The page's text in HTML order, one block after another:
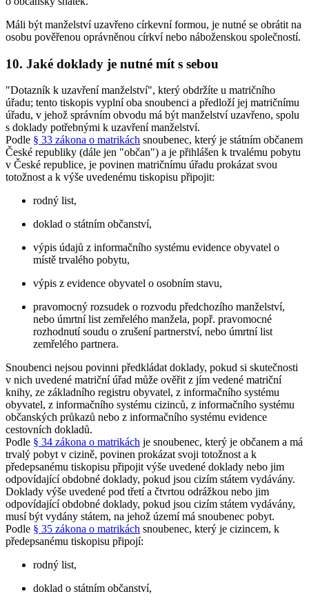
Máli být manželství uzavřeno církevní formou, je nutné se obrátit na
osobu pověřenou oprávněnou církví nebo náboženskou společností.
10. Jaké doklady je nutné mít s sebou
"Dotazník k uzavření manželství", který obdržíte u matričního
úřadu; tento tiskopis vyplní oba snoubenci a předloží jej matričnímu
úřadu, v jehož správním obvodu má být manželství uzavřeno, spolu
s doklady potřebnými k uzavření manželství.
Podle § 33 zákona o matrikách snoubenec, který je státním občanem
České republiky (dále jen "občan") a je přihlášen k trvalému pobytu
v České republice, je povinen matričnímu úřadu prokázat svou
totožnost a k výše uvedenému tiskopisu připojit:
rodný list,
doklad o státním občanství,
výpis údajů z informačního systému evidence obyvatel o
místě trvalého pobytu,
výpis z evidence obyvatel o osobním stavu,
pravomocný rozsudek o rozvodu předchozího manželství,
nebo úmrtní list zemřelého manžela, popř. pravomocné
rozhodnutí soudu o zrušení partnerství, nebo úmrtní list
zemřelého partnera.
Snoubenci nejsou povinni předkládat doklady, pokud si skutečnosti
v nich uvedené matriční úřad může ověřit z jím vedené matriční
knihy, ze základního registru obyvatel, z informačního systému
obyvatel, z informačního systému cizinců, z informačního systému
občanských průkazů nebo z informačního systému evidence
cestovních dokladů.
Podle § 34 zákona o matrikách je snoubenec, který je občanem a má
trvalý pobyt v cizině, povinen prokázat svoji totožnost a k
předepsanému tiskopisu připojit výše uvedené doklady nebo jim
odpovídající obdobné doklady, pokud jsou cizím státem vydávány.
Doklady výše uvedené pod třetí a čtvrtou odrážkou nebo jim
odpovídající obdobné doklady, pokud jsou cizím státem vydávány,
musí být vydány státem, na jehož území má snoubenec pobyt.
Podle § 35 zákona o matrikách snoubenec, který je cizincem, k
předepsanému tiskopisu připojí:
rodný list,
doklad o státním občanství,